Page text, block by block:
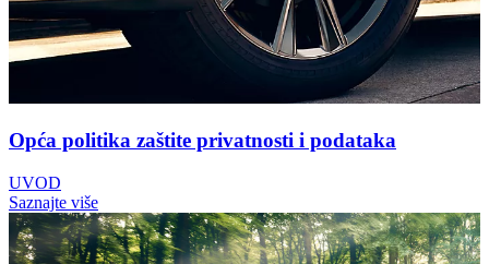
Opća politika zaštite privatnosti i podataka
UVOD
Saznajte više